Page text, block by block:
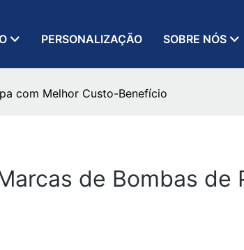
PERSONALIZAÇÃO SOBRE NÓS
com Melhor Custo-Benefício
de Bombas de